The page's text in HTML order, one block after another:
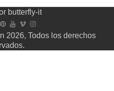
butterfly-it
2026, Todos los derechos